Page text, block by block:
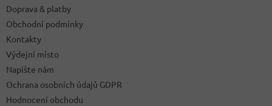
Doprava & platby
Obchodní podmínky
Kontakty
Výdejní místo
Napište nám
Ochrana osobních údajů GDPR
Hodnocení obchodu